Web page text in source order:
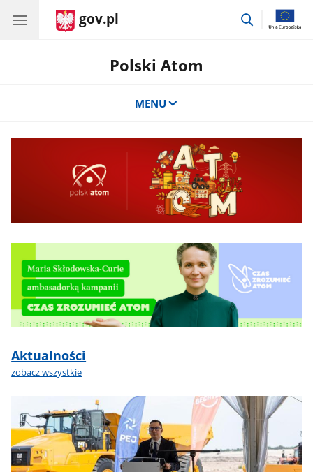
gov.pl
przejdź
Polski Atom
MENU
Aktualności
zobacz wszystkie